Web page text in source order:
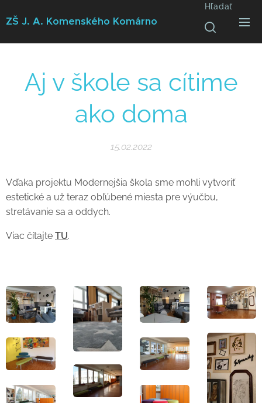
ZŠ J. A. Komenského Komárno
Hľadať
Aj v škole sa cítime
ako doma
15.02.2022
Vďaka projektu Modernejšia škola sme mohli vytvoriť
estetické a už teraz obľúbené miesta pre výučbu,
stretávanie sa a oddych.
Viac čítajte TU.